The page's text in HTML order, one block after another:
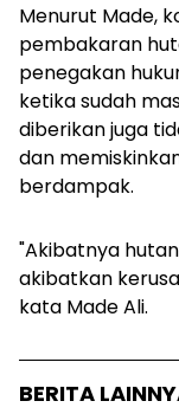
Menurut Made,
pembakaran
penegakan
ketika sudah
diberikan juga
dan
berdampak.
"Akibatnya
akibatkan
kata Made Ali.
BERITA